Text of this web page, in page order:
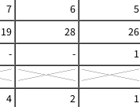
7 6 5
19 28 26
- - 1
4 2 1